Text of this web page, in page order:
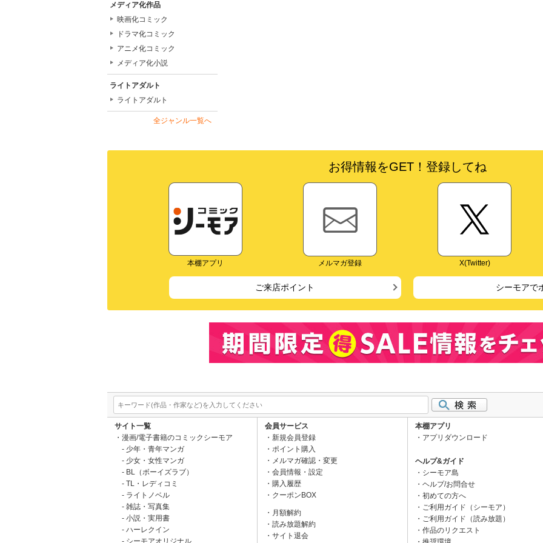
メディア化作品
映画化コミック
ドラマ化コミック
アニメ化コミック
メディア化小説
ライトアダルト
ライトアダルト
全ジャンル一覧へ
お得情報をGET！登録してね
本棚アプリ メルマガ登録 X(Twitter)
ご来店ポイント シーモアで
サイト一覧
漫画/電子書籍のコミックシーモア
少年・青年マンガ
少女・女性マンガ
BL（ボーイズラブ）
TL・レディコミ
ライトノベル
雑誌・写真集
小説・実用書
ハーレクイン
シーモアオリジナル
会員サービス
新規会員登録
ポイント購入
メルマガ確認・変更
会員情報・設定
購入履歴
クーポンBOX
月額解約
読み放題解約
サイト退会
本棚アプリ
アプリダウンロード
ヘルプ&ガイド
シーモア島
ヘルプ/お問合せ
初めての方へ
ご利用ガイド（シーモア）
ご利用ガイド（読み放題）
作品のリクエスト